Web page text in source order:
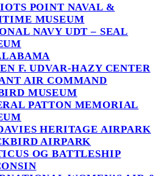
POINT NAVAL &
MUSEUM
NAVY UDT – SEAL
F. UDVAR-HAZY CENTER
AIR COMMAND
MUSEUM
PATTON MEMORIAL
HERITAGE AIRPARK
AIRPARK
OG BATTLESHIP